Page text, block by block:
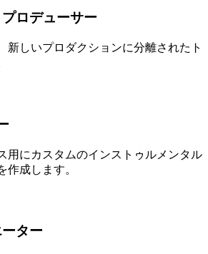
ロデューサー
新しいプロダクションに分離されたト
用にカスタムのインストゥルメンタル
作成します。
ター